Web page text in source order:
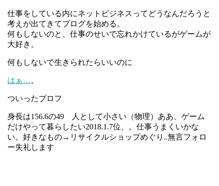
仕事をしている内にネットビジネスってどうなんだろうと
考えが出てきてブログを始める。
何もしないのと、仕事のせいで忘れかけているがゲームが
大好き。
何もしないで生きられたらいいのに
はぁ…。
ついったプロフ
身長は156.6の49 人として小さい（物理）ああ、ゲーム
だけやって暮らしたい2018.1.7位、。仕事うまくいかな
い。好きなもの→リサイクルショップめぐり..無言フォロ
ー失礼します